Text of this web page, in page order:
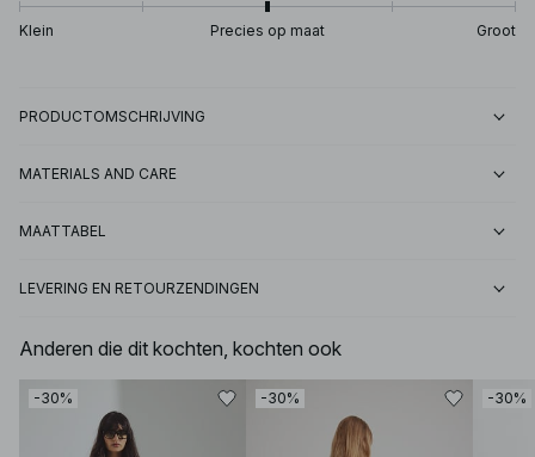
Klein Precies op maat Groot
PRODUCTOMSCHRIJVING
MATERIALS AND CARE
MAATTABEL
LEVERING EN RETOURZENDINGEN
Anderen die dit kochten, kochten ook
-30% -30% -30%